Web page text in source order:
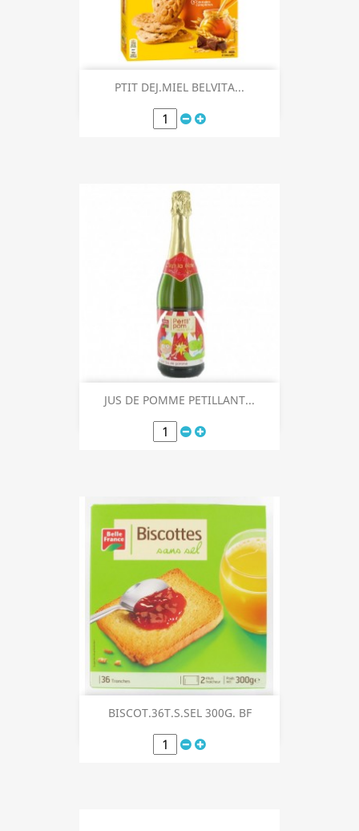
PTIT DEJ.MIEL BELVITA...
JUS DE POMME PETILLANT...
BISCOT.36T.S.SEL 300G. BF